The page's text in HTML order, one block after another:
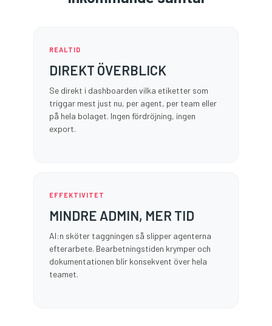
REALTID
DIREKT ÖVERBLICK
Se direkt i dashboarden vilka etiketter som
triggar mest just nu, per agent, per team eller
på hela bolaget. Ingen fördröjning, ingen
export.
EFFEKTIVITET
MINDRE ADMIN, MER TID
AI:n sköter taggningen så slipper agenterna
efterarbete. Bearbetningstiden krymper och
dokumentationen blir konsekvent över hela
teamet.